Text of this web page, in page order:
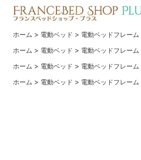
ホーム > 電動ベッド > 電動ベッドフレーム
ホーム > 電動ベッド > 電動ベッドフレーム
ホーム > 電動ベッド > 電動ベッドフレーム
ホーム > 電動ベッド > 電動ベッドフレーム